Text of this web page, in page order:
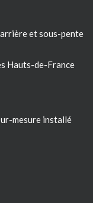
et sous-pente
Hauts-de-France
mesure installé